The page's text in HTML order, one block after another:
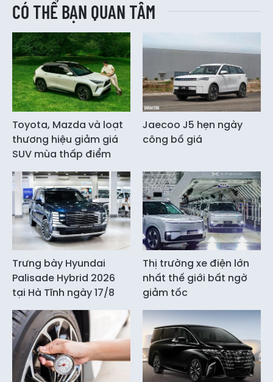
CÓ THỂ BẠN QUAN TÂM
Toyota, Mazda và loạt
thương hiệu giảm giá
SUV mùa thấp điểm
Jaecoo J5 hẹn ngày
công bố giá
Trưng bày Hyundai
Palisade Hybrid 2026
tại Hà Tĩnh ngày 17/8
Thị trường xe điện lớn
nhất thế giới bất ngờ
giảm tốc